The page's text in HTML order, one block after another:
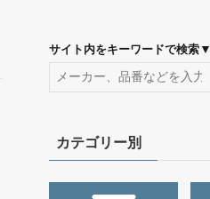
サイト内をキーワードで検索 ▼
カテゴリー別